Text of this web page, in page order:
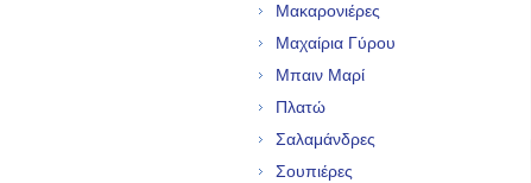
Μακαρονιέρες
Μαχαίρια Γύρου
Μπαιν Μαρί
Πλατώ
Σαλαμάνδρες
Σουπιέρες